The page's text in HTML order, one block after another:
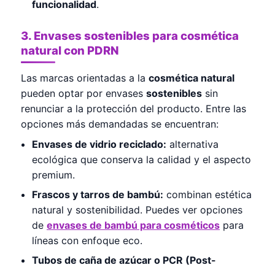
funcionalidad.
3. Envases sostenibles para cosmética
natural con PDRN
Las marcas orientadas a la cosmética natural
pueden optar por envases sostenibles sin
renunciar a la protección del producto. Entre las
opciones más demandadas se encuentran:
Envases de vidrio reciclado: alternativa
ecológica que conserva la calidad y el aspecto
premium.
Frascos y tarros de bambú: combinan estética
natural y sostenibilidad. Puedes ver opciones
de envases de bambú para cosméticos para
líneas con enfoque eco.
Tubos de caña de azúcar o PCR (Post-